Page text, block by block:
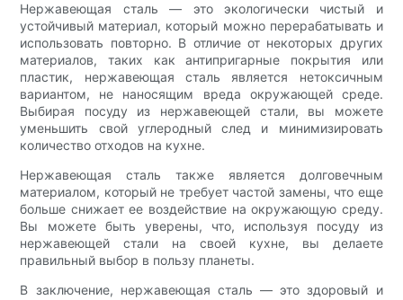
Нержавеющая сталь — это экологически чистый и
устойчивый материал, который можно перерабатывать и
использовать повторно. В отличие от некоторых других
материалов, таких как антипригарные покрытия или
пластик, нержавеющая сталь является нетоксичным
вариантом, не наносящим вреда окружающей среде.
Выбирая посуду из нержавеющей стали, вы можете
уменьшить свой углеродный след и минимизировать
количество отходов на кухне.
Нержавеющая сталь также является долговечным
материалом, который не требует частой замены, что еще
больше снижает ее воздействие на окружающую среду.
Вы можете быть уверены, что, используя посуду из
нержавеющей стали на своей кухне, вы делаете
правильный выбор в пользу планеты.
В заключение, нержавеющая сталь — это здоровый и